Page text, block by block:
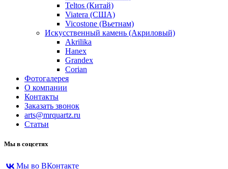
Teltos (Китай)
Viatera (США)
Vicostone (Вьетнам)
Искусственный камень (Акриловый)
Akrilika
Hanex
Grandex
Corian
Фотогалерея
О компании
Контакты
Заказать звонок
arts@mrquartz.ru
Статьи
Мы в соцсетях
Мы во ВКонтакте